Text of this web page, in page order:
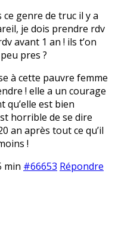
ce genre de truc il y a
je dois prendre rdv
avant 1 an ! ils t’on
pres ?
à cette pauvre femme
! elle a un courage
qu’elle est bien
horrible de se dire
an après tout ce qu’il
!
min #66653 Répondre